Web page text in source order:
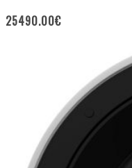
25490.00€